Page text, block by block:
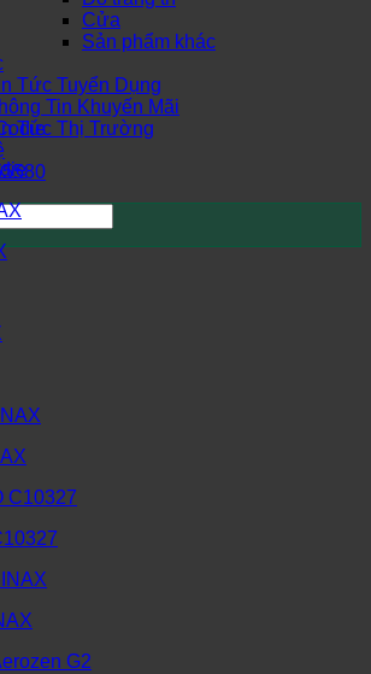
Cửa
Sản phẩm khác
Tức Tuyển Dụng
Tin Khuyến Mãi
Tức Thị Trường